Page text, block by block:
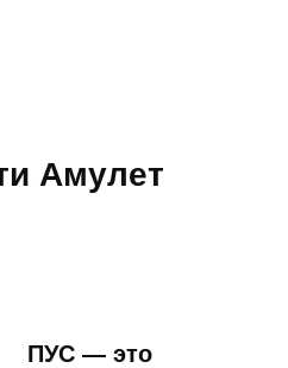
Амулет
ПУС — это